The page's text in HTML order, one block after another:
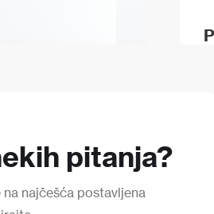
pitanja?
najčešća postavljena